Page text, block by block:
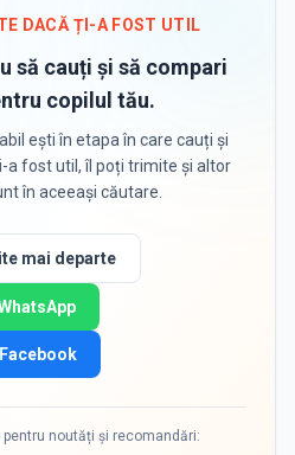
DACĂ ȚI-A FOST UTIL
să cauți și să compari
copilul tău.
ești în etapa în care cauți și
a fost util, îl poți trimite și altor
în aceeași căutare.
mai departe
Facebook
noutăți și recomandări: